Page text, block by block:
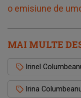
o emisiune de
MAI MULTE
Irinel
Irina